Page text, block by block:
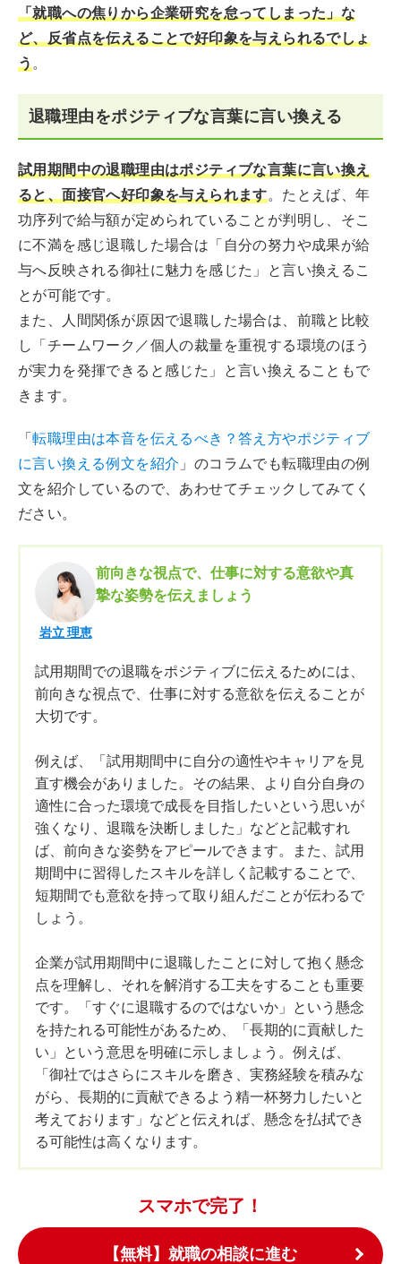
「就職への焦りから企業研究を怠ってしまった」な
ど、反省点を伝えることで好印象を与えられるでしょ
う。
退職理由をポジティブな言葉に言い換える
試用期間中の退職理由はポジティブな言葉に言い換え
ると、面接官へ好印象を与えられます。たとえば、年
功序列で給与額が定められていることが判明し、そこ
に不満を感じ退職した場合は「自分の努力や成果が給
与へ反映される御社に魅力を感じた」と言い換えるこ
とが可能です。
また、人間関係が原因で退職した場合は、前職と比較
し「チームワーク／個人の裁量を重視する環境のほう
が実力を発揮できると感じた」と言い換えることもで
きます。
「転職理由は本音を伝えるべき？答え方やポジティブ
に言い換える例文を紹介 」のコラムでも転職理由の例
文を紹介しているので、あわせてチェックしてみてく
ださい。
岩立 理恵
前向きな視点で、仕事に対する意欲や真
摯な姿勢を伝えましょう
試用期間での退職をポジティブに伝えるためには、
前向きな視点で、仕事に対する意欲を伝えることが
大切です。
例えば、「試用期間中に自分の適性やキャリアを見
直す機会がありました。その結果、より自分自身の
適性に合った環境で成長を目指したいという思いが
強くなり、退職を決断しました」などと記載すれ
ば、前向きな姿勢をアピールできます。また、試用
期間中に習得したスキルを詳しく記載することで、
短期間でも意欲を持って取り組んだことが伝わるで
しょう。
企業が試用期間中に退職したことに対して抱く懸念
点を理解し、それを解消する工夫をすることも重要
です。「すぐに退職するのではないか」という懸念
を持たれる可能性があるため、「長期的に貢献した
い」という意思を明確に示しましょう。例えば、
「御社ではさらにスキルを磨き、実務経験を積みな
がら、長期的に貢献できるよう精一杯努力したいと
考えております」などと伝えれば、懸念を払拭でき
る可能性は高くなります。
スマホで完了！
【無料】就職の相談に進む